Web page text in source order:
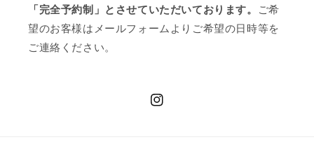
「完全予約制」とさせていただいております。
ご希
望のお客様はメールフォームよりご希望の日時等を
ご連絡ください。
Instagram